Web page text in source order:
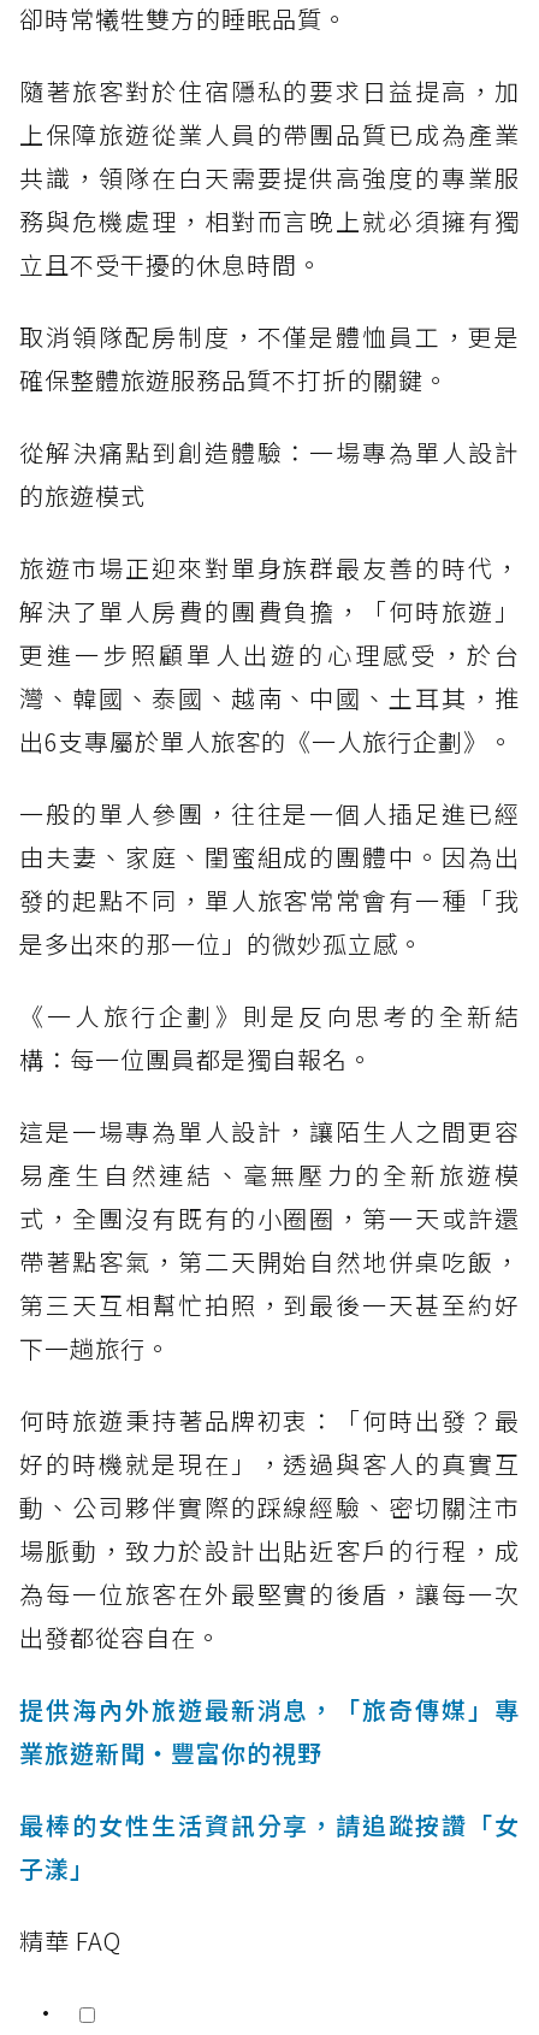
卻時常犧牲雙方的睡眠品質。
隨著旅客對於住宿隱私的要求日益提高，加
上保障旅遊從業人員的帶團品質已成為產業
共識，領隊在白天需要提供高強度的專業服
務與危機處理，相對而言晚上就必須擁有獨
立且不受干擾的休息時間。
取消領隊配房制度，不僅是體恤員工，更是
確保整體旅遊服務品質不打折的關鍵。
從解決痛點到創造體驗：一場專為單人設計
的旅遊模式
旅遊市場正迎來對單身族群最友善的時代，
解決了單人房費的團費負擔，「何時旅遊」
更進一步照顧單人出遊的心理感受，於台
灣、韓國、泰國、越南、中國、土耳其，推
出6支專屬於單人旅客的《一人旅行企劃》。
一般的單人參團，往往是一個人插足進已經
由夫妻、家庭、閨蜜組成的團體中。因為出
發的起點不同，單人旅客常常會有一種「我
是多出來的那一位」的微妙孤立感。
《一人旅行企劃》則是反向思考的全新結
構：每一位團員都是獨自報名。
這是一場專為單人設計，讓陌生人之間更容
易產生自然連結、毫無壓力的全新旅遊模
式，全團沒有既有的小圈圈，第一天或許還
帶著點客氣，第二天開始自然地併桌吃飯，
第三天互相幫忙拍照，到最後一天甚至約好
下一趟旅行。
何時旅遊秉持著品牌初衷：「何時出發？最
好的時機就是現在」，透過與客人的真實互
動、公司夥伴實際的踩線經驗、密切關注市
場脈動，致力於設計出貼近客戶的行程，成
為每一位旅客在外最堅實的後盾，讓每一次
出發都從容自在。
提供海內外旅遊最新消息，「旅奇傳媒」專
業旅遊新聞‧豐富你的視野
最棒的女性生活資訊分享，請追蹤按讚「女
子漾」
精華 FAQ